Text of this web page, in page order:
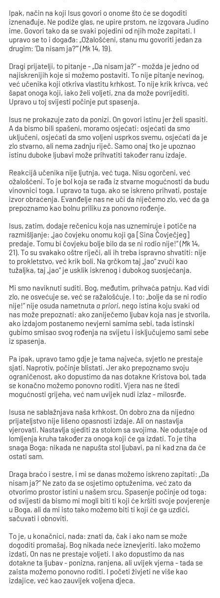
Ipak, način na koji Isus govori o onome što će se dogoditi
iznenađuje. Ne podiže glas, ne upire prstom, ne izgovara Judino
ime. Govori tako da se svaki pojedini od njih može zapitati. I
upravo se to i događa: „Ožalošćeni, stanu mu govoriti jedan za
drugim: ‘Da nisam ja?’“ (Mk 14, 19).
Dragi prijatelji, to pitanje - „Da nisam ja?“ - možda je jedno od
najiskrenijih koje si možemo postaviti. To nije pitanje nevinog,
već učenika koji otkriva vlastitu krhkost. To nije krik krivca, već
šapat onoga koji, iako želi voljeti, zna da može povrijediti.
Upravo u toj svijesti počinje put spasenja.
Isus ne prokazuje zato da ponizi. On govori istinu jer želi spasiti.
A da bismo bili spašeni, moramo osjećati: osjećati da smo
uključeni, osjećati da smo voljeni usprkos svemu, osjećati da je
zlo stvarno, ali nema zadnju riječ. Samo onaj tko je upoznao
istinu duboke ljubavi može prihvatiti također ranu izdaje.
Reakcijâ učenika nije ljutnja, već tuga. Nisu ogorčeni, već
ožalošćeni. To je bol koja se rađa iz stvarne mogućnosti da budu
vinovnici toga. I upravo ta tuga, ako se iskreno prihvati, postaje
izvor obraćenja. Evanđelje nas ne uči da niječemo zlo, već da ga
prepoznamo kao bolnu priliku za ponovno rođenje.
Isus, zatim, dodaje rečenicu koja nas uznemiruje i potiče na
razmišljanje: „jao čovjeku onomu koji ga [Sina Čovječjeg]
predaje. Tomu bi čovjeku bolje bilo da se ni rodio nije!“ (Mk 14,
21). To su svakako oštre riječi, ali ih treba ispravno shvatiti: nije
to prokletstvo, već krik boli. Na grčkom taj „jao“ zvuči kao
tužaljka, taj „jao“ je usklik iskrenog i dubokog suosjećanja.
Mi smo naviknuti suditi. Bog, međutim, prihvaća patnju. Kad vidi
zlo, ne osvećuje se, već se ražalošćuje. I to: „bolje da se ni rodio
nije!“ nije osuda nametnuta a priori, nego istina koju svaki od
nas može prepoznati: ako zaniječemo ljubav koja nas je stvorila,
ako izdajom postanemo nevjerni samima sebi, tada istinski
gubimo smisao svog rođenja na svijetu i isključujemo sami sebe
iz spasenja.
Pa ipak, upravo tamo gdje je tama najveća, svjetlo ne prestaje
sjati. Naprotiv, počinje blistati. Jer ako prepoznamo svoju
ograničenost, ako dopustimo da nas dotakne Kristova bol, tada
se konačno možemo ponovno roditi. Vjera nas ne štedi
mogućnosti grijeha, već nam uvijek nudi izlaz - milosrđe.
Isusa ne sablažnjava naša krhkost. On dobro zna da nijedno
prijateljstvo nije lišeno opasnosti izdaje. Ali on nastavlja
vjerovati. Nastavlja sjediti za stolom sa svojima. Ne odustaje od
lomljenja kruha također za onoga koji će ga izdati. To je tiha
snaga Boga: nikada ne napušta stol ljubavi, pa ni kad zna da će
ostati sam.
Draga braćo i sestre, i mi se danas možemo iskreno zapitati: „Da
nisam ja?“ Ne zato da se osjetimo optuženima, već zato da
otvorimo prostor istini u našem srcu. Spasenje počinje od toga:
od svijesti da bismo mi mogli biti ti koji će kršiti svoje povjerenje
u Boga, ali da mi isto tako možemo biti ti koji će ga uzdići,
sačuvati i obnoviti.
To je, u konačnici, nada: znati da, čak i ako nam se može
dogoditi promašaj, Bog nikada neće iznevjeriti. Iako možemo
izdati, On nas ne prestaje voljeti. I ako dopustimo da nas
dotakne ta ljubav - ponizna, ranjena, ali uvijek vjerna - tada se
zaista možemo ponovno roditi. I početi živjeti ne više kao
izdajice, već kao zauvijek voljena djeca.